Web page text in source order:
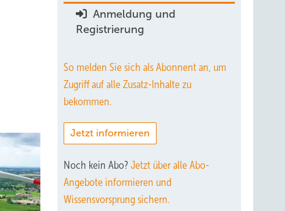
Anmeldung und
Registrierung
So melden Sie sich als Abonnent an, um
Zugriff auf alle Zusatz-Inhalte zu
bekommen.
Jetzt informieren
Noch kein Abo? Jetzt über alle Abo-
Angebote informieren und
Wissensvorsprung sichern.